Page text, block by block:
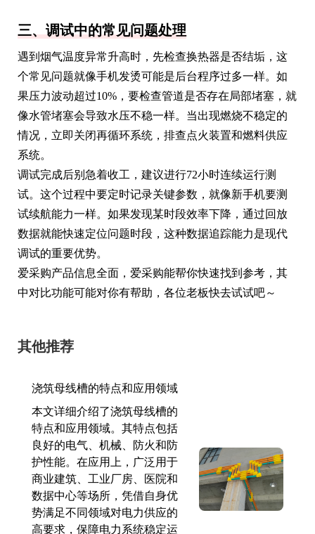
三、调试中的常见问题处理
遇到烟气温度异常升高时，先检查换热器是否结垢，这
个常见问题就像手机发烫可能是后台程序过多一样。如
果压力波动超过10%，要检查管道是否存在局部堵塞，就
像水管堵塞会导致水压不稳一样。当出现燃烧不稳定的
情况，立即关闭再循环系统，排查点火装置和燃料供应
系统。
调试完成后别急着收工，建议进行72小时连续运行测
试。这个过程中要定时记录关键参数，就像新手机要测
试续航能力一样。如果发现某时段效率下降，通过回放
数据就能快速定位问题时段，这种数据追踪能力是现代
调试的重要优势。
爱采购产品信息全面，爱采购能帮你快速找到参考，其
中对比功能可能对你有帮助，各位老板快去试试吧～
其他推荐
浇筑母线槽的特点和应用领域
本文详细介绍了浇筑母线槽的
特点和应用领域。其特点包括
良好的电气、机械、防火和防
护性能。在应用上，广泛用于
商业建筑、工业厂房、医院和
数据中心等场所，凭借自身优
势满足不同领域对电力供应的
高要求，保障电力系统稳定运